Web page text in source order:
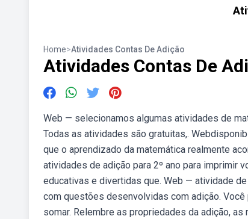
Home>Atividades Contas De Adição
Atividades Contas De
Web — selecionamos algumas atividades de
Todas as atividades são gratuitas,.
que o aprendizado da matemática realmente
atividades de adição para 2º ano para imprimir
educativas e divertidas que. Web — atividade
com questões desenvolvidas com adição.
somar. Relembre as propriedades da adição,